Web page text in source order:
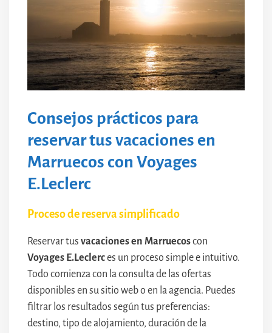
Consejos prácticos para
reservar tus vacaciones en
Marruecos con Voyages
E.Leclerc
Proceso de reserva simplificado
Reservar tus vacaciones en Marruecoscon
Voyages E.Leclerces un proceso simple e intuitivo.
Todo comienza con la consulta de las ofertas
disponibles en su sitio web o en la agencia. Puedes
filtrar los resultados según tus preferencias:
destino, tipo de alojamiento, duración de la